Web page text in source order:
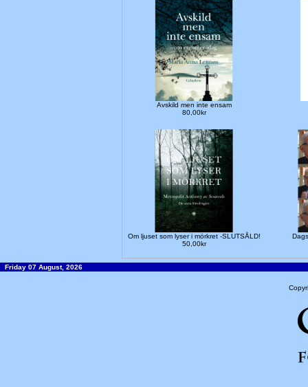
Avskild men inte ensam
80,00kr
Om ljuset som lyser i mörkret -SLUTSÅLD!
50,00kr
Friday 07 August, 2026